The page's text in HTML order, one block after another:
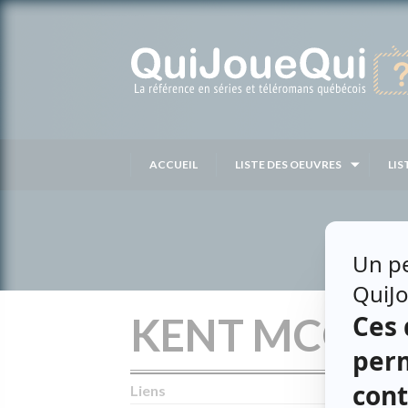
ACCUEIL LISTE DES OEUVRES
KENT
Liens